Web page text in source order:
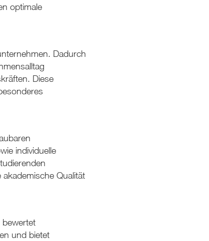
optimale
Dadurch
Diese
individuelle
Qualität
und bietet